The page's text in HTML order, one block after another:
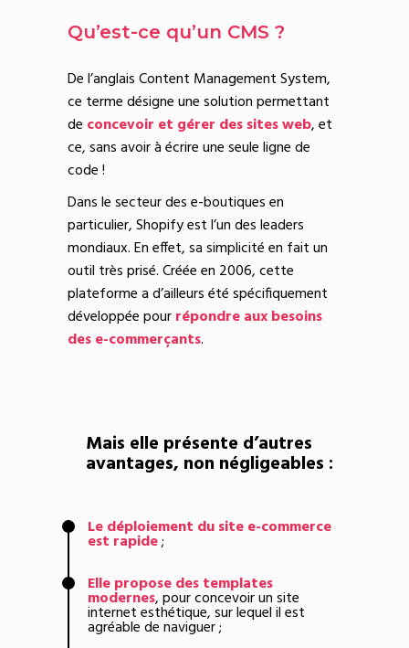
Qu’est-ce qu’un CMS ?
De l’anglais Content Management System,
ce terme désigne une solution permettant
de concevoir et gérer des sites web, et
ce, sans avoir à écrire une seule ligne de
code !
Dans le secteur des e-boutiques en
particulier, Shopify est l’un des leaders
mondiaux. En effet, sa simplicité en fait un
outil très prisé. Créée en 2006, cette
plateforme a d’ailleurs été spécifiquement
développée pourrépondre aux besoins
des e-commerçants.
Mais elle présente d’autres
avantages, non négligeables :
Le déploiement du site e-commerce
est rapide;
Elle propose des templates
modernes, pour concevoir un site
internet esthétique, sur lequel il est
agréable de naviguer ;